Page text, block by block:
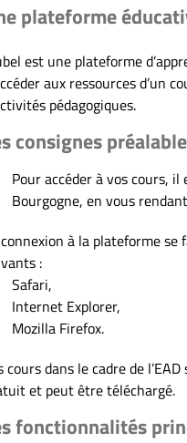
plateforme
est une plateforme
aux ressources d’un
pédagogiques.
consignes
Pour accéder à vos cours,
Bourgogne, en vous
à la plateforme
:
Safari,
Internet Explorer,
Mozilla Firefox.
cours dans le cadre de
et peut être téléchargé.
fonctionnalités